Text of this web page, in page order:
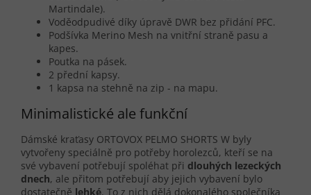
Martindale).
Voděodpudivé díky úpravě DWR bez přidání PFC.
Podšívka Merino Mesh na vnitřní straně pasu a
kapes.
Poutka na pásek.
2 přední kapsy.
1 kapsa na stehně na zip - na mapu.
Minimalistické ale funkční
Dámské kraťasy ORTOVOX PELMO SHORTS W byly
vytvořeny speciálně pro potřeby horolezců, kteří se na
své vybavení potřebují spoléhat při dlouhých lezeckých
dnech, ale přitom potřebují aby jejich vybavení bylo
dostatečně lehké. To z nich dělá dokonalého společníka